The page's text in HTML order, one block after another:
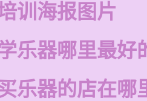
训海报图片
乐器哪里最好
乐器的店在哪